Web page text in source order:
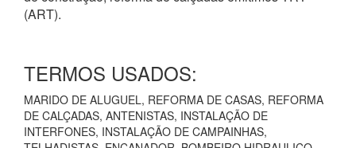
(ART).
TERMOS USADOS:
MARIDO DE ALUGUEL, REFORMA DE CASAS, REFORMA
DE CALÇADAS, ANTENISTAS, INSTALAÇÃO DE
INTERFONES, INSTALAÇÃO DE CAMPAINHAS,